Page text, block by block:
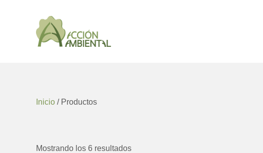
Inicio / Productos
Mostrando los 6 resultados